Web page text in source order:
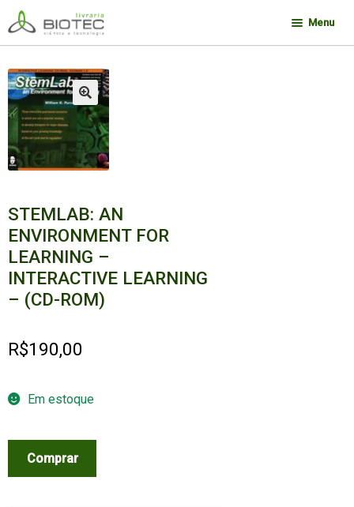
Pular
para
navegação
Pular
para
o
conteúdo
Menu
🔍
STEMLAB: AN
ENVIRONMENT FOR
LEARNING –
INTERACTIVE LEARNING
– (CD-ROM)
R$190,00
Em estoque
STEMLAB:
Comprar